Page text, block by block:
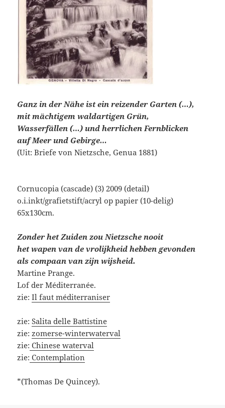
Ganz in der Nähe ist ein reizender Garten (…),
mit mächtigem waldartigen Grün,
Wasserfällen (…) und herrlichen Fernblicken
auf Meer und Gebirge…
(Uit: Briefe von Nietzsche, Genua 1881)
Cornucopia (cascade) (3) 2009 (detail)
o.i.inkt/grafietstift/acryl op papier (10-delig)
65x130cm.
Zonder het Zuiden zou Nietzsche nooit
het wapen van de vrolijkheid hebben gevonden
als compaan van zijn wijsheid.
Martine Prange.
Lof der Méditerranée.
zie:Il faut méditerraniser
zie:Salita delle Battistine
zie:zomerse-winterwaterval
zie: Chinese waterval
zie: Contemplation
*(Thomas De Quincey).